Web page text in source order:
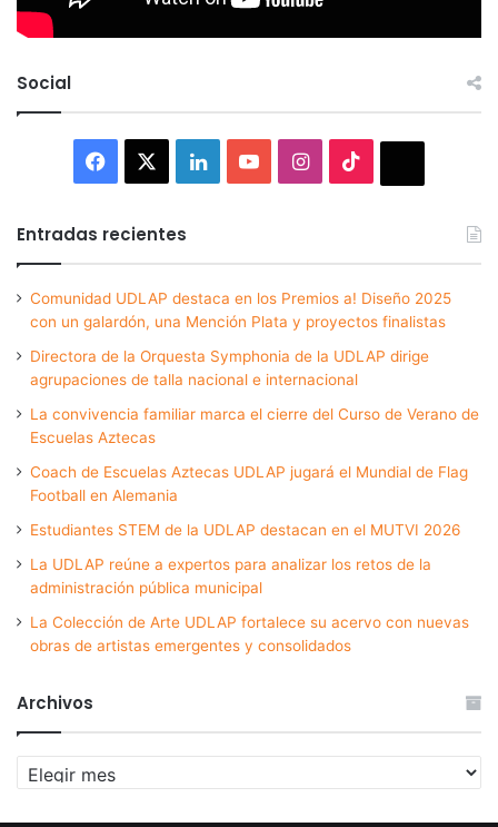
Social
Facebook LinkedInYouTubeInstagram
Entradas recientes
Comunidad UDLAP destaca en los Premios a! Diseño 2025
con un galardón, una Mención Plata y proyectos finalistas
Directora de la Orquesta Symphonia de la UDLAP dirige
agrupaciones de talla nacional e internacional
La convivencia familiar marca el cierre del Curso de Verano de
Escuelas Aztecas
Coach de Escuelas Aztecas UDLAP jugará el Mundial de Flag
Football en Alemania
Estudiantes STEM de la UDLAP destacan en el MUTVI 2026
La UDLAP reúne a expertos para analizar los retos de la
administración pública municipal
La Colección de Arte UDLAP fortalece su acervo con nuevas
obras de artistas emergentes y consolidados
Archivos
Archivos